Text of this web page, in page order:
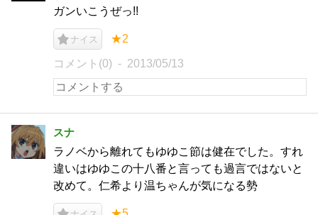
ガンいこうぜっ!!
ナイス ★2
コメント(0) 2013/05/13
スナ
ラノベから離れてもゆゆこ節は健在でした。すれ
違いはゆゆこの十八番と言っても過言ではないと
改めて。仁希より温ちゃんが気になる勢